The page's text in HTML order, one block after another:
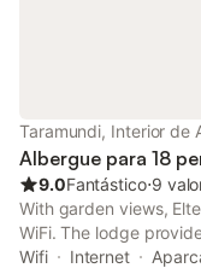
Taramundi, Interior de
Albergue para 18
9.0Fantástico⋅9
With garden views,
WiFi. The lodge
a seating area, cable
Wifi Internet